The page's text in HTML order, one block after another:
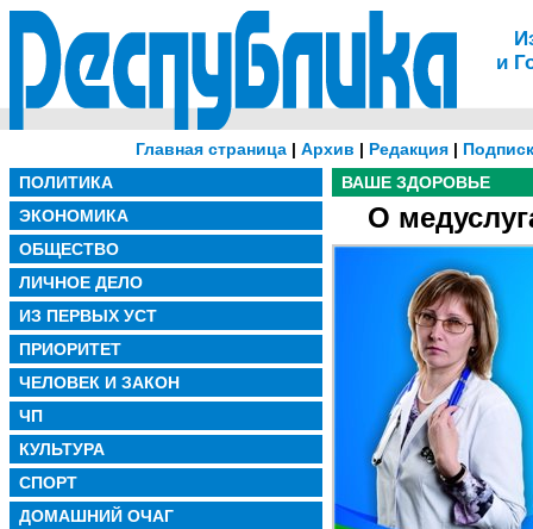
и
Главная страница| Архив | Редакция|
ПОЛИТИКА
ЭКОНОМИКА
ОБЩЕСТВО
ЛИЧНОЕ ДЕЛО
ИЗ ПЕРВЫХ УСТ
ПРИОРИТЕТ
ЧЕЛОВЕК И ЗАКОН
ЧП
КУЛЬТУРА
СПОРТ
ДОМАШНИЙ ОЧАГ
ВАШЕ ЗДОРОВЬЕ
О